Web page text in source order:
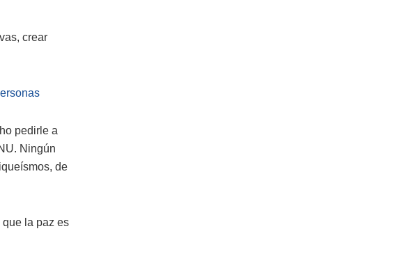
crear
pedirle a
Ningún
de
la paz es